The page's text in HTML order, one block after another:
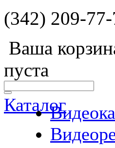
(342) 209-
Ваша
пуста
Каталог